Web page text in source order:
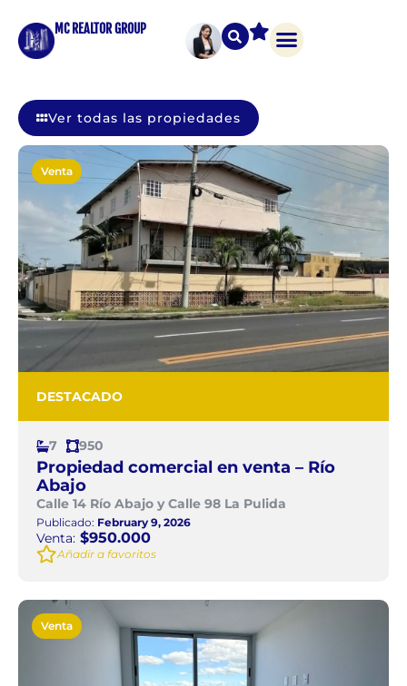
MC REALTOR GROUP
Ver todas las propiedades
Venta
DESTACADO
7 950
Propiedad comercial en venta – Río
Abajo
Calle 14 Río Abajo y Calle 98 La Pulida
Publicado: February 9, 2026
Venta: $950.000
Añadir a favoritos
Venta